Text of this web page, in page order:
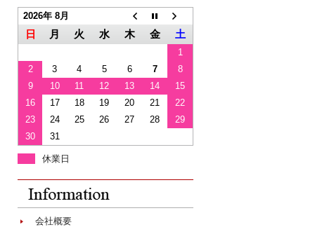
2026年 8月
日 月 火 水 木 金 土
1
2
3 4 5 6 7
8
9
10 11 12 13 14
15
16
17 18 19 20 21
22
23
24 25 26 27 28
29
30
31
休業日
会社概要